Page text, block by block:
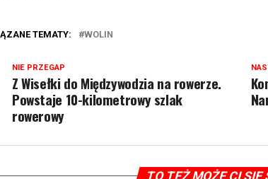
TEMATY: WOLIN
NIE PRZEGAP
Z Wisełki do Międzywodzia na rowerze.
Powstaje 10-kilometrowy szlak
rowerowy
TO TEŻ MOŻE CI SIĘ